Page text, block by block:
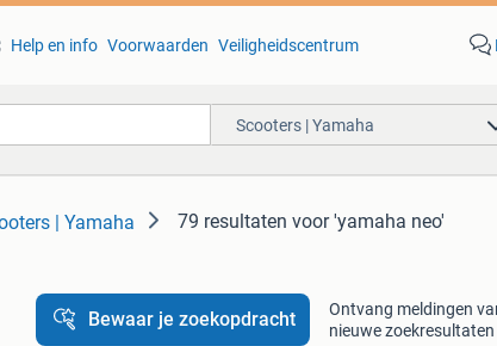
Help en info Voorwaarden Veiligheidscentrum
Scooters | Yamaha
| Yamaha 79 resultaten voor 'yamaha neo'
Bewaar je zoekopdracht
Ontvang meldingen
nieuwe zoekresultaten